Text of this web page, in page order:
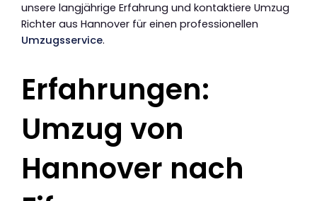
unsere langjährige Erfahrung und kontaktiere Umzug
Richter aus Hannover für einen professionellen
Umzugsservice.
Erfahrungen:
Umzug von
Hannover nach